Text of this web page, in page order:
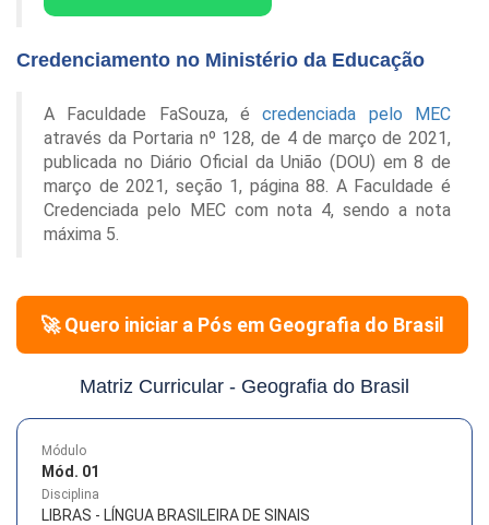
Credenciamento no Ministério da Educação
A Faculdade FaSouza, écredenciada pelo MEC
através da Portaria nº 128, de 4 de março de 2021,
publicada no Diário Oficial da União (DOU) em 8 de
março de 2021, seção 1, página 88. A Faculdade é
Credenciada pelo MEC com nota 4, sendo a nota
máxima 5.
🚀 Quero iniciar a Pós em Geografia do Brasil
Matriz Curricular - Geografia do Brasil
Módulo
Mód. 01
Disciplina
LIBRAS - LÍNGUA BRASILEIRA DE SINAIS